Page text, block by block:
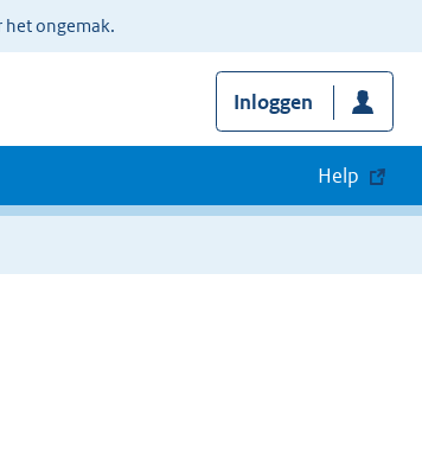
het ongemak.
Inloggen
Help